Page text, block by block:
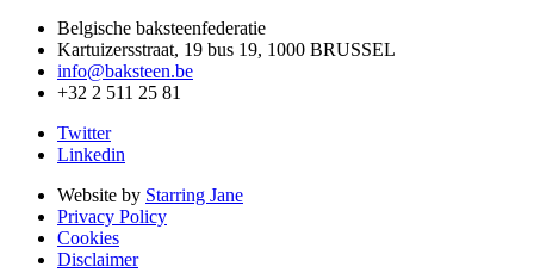
Belgische baksteenfederatie
Kartuizersstraat, 19 bus 19, 1000 BRUSSEL
info@baksteen.be
+32 2 511 25 81
Twitter
Linkedin
Website by Starring Jane
Privacy Policy
Cookies
Disclaimer